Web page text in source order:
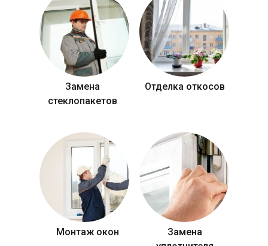
Замена
стеклопакетов
Отделка откосов
Монтаж окон
Замена